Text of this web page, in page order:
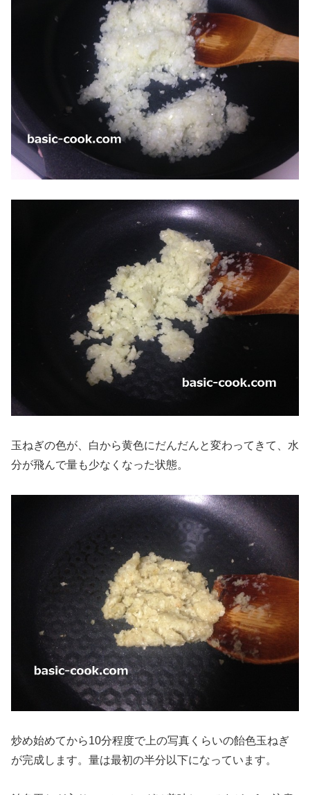
玉ねぎの色が、白から黄色にだんだんと変わってきて、水
分が飛んで量も少なくなった状態。
炒め始めてから10分程度で上の写真くらいの飴色玉ねぎ
が完成します。量は最初の半分以下になっています。